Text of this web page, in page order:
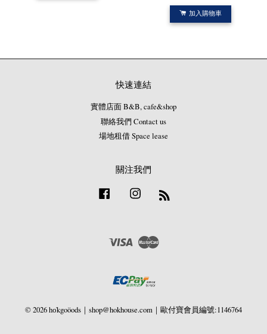
加入購物車
快速連結
實體店面 B&B, cafe&shop
聯絡我們 Contact us
場地租借 Space lease
關注我們
Facebook Instagram
Visa Master
© 2026 ho̍kgoöods｜shop@hokhouse.com｜歐付寶會員編號:1146764